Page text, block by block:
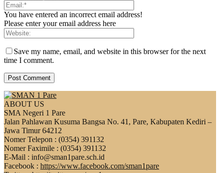
You have entered an incorrect email address!
Please enter your email address here
Save my name, email, and website in this browser for the next
time I comment.
ABOUT US
SMA Negeri 1 Pare
Jalan Pahlawan Kusuma Bangsa No. 41, Pare, Kabupaten Kediri –
Jawa Timur 64212
Nomer Telepon : (0354) 391132
Nomer Faximile : (0354) 391132
E-Mail : info@sman1pare.sch.id
Facebook : https://www.facebook.com/sman1pare